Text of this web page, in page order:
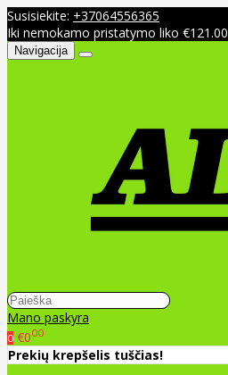
Susisiekite: +37064556365
Iki nemokamo pristatymo liko €121.00
Navigacija
Mano paskyra
0 €000
Prekių krepšelis tuščias!